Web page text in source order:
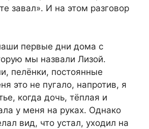
завал». И на этом разговор
первые дни дома с
мы назвали Лизой.
пелёнки, постоянные
это не пугало, напротив, я
когда дочь, тёплая и
у меня на руках. Однако
вид, что устал, уходил на